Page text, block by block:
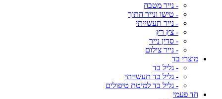
- נייר מטבח
- טישו ונייר חתוך
- נייר תעשייתי
- צץ רץ
- סדין נייר
- נייר צילום
מוצרי בד
- גליל בד
- גליל בד תעשייתי
- גליל בד למיטת טיפולים
חד פעמי